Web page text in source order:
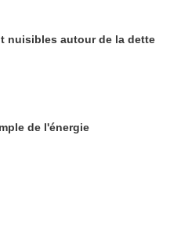
nuisibles autour de la dette
de l'énergie